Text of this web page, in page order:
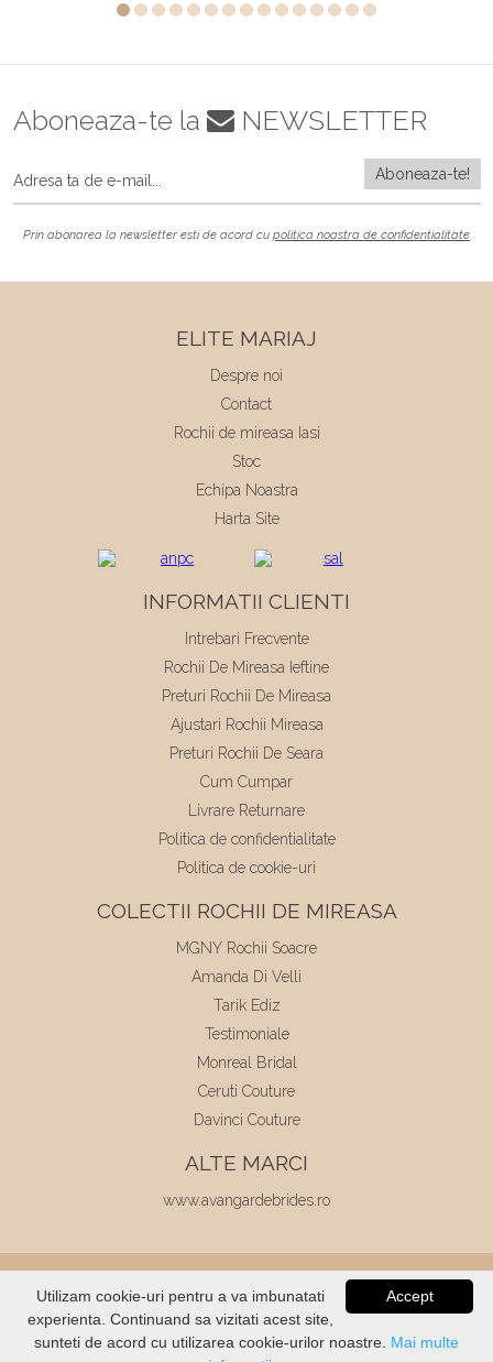
Aboneaza-te la NEWSLETTER
Prin abonarea la newsletter esti de acord cu politica noastra de confidentialitate
ELITE MARIAJ
Despre noi
Contact
Rochii de mireasa Iasi
Stoc
Echipa Noastra
Harta Site
INFORMATII CLIENTI
Intrebari Frecvente
Rochii De Mireasa Ieftine
Preturi Rochii De Mireasa
Ajustari Rochii Mireasa
Preturi Rochii De Seara
Cum Cumpar
Livrare Returnare
Politica de confidentialitate
Politica de cookie-uri
COLECTII ROCHII DE MIREASA
MGNY Rochii Soacre
Amanda Di Velli
Tarik Ediz
Testimoniale
Monreal Bridal
Ceruti Couture
Davinci Couture
ALTE MARCI
www.avangardebrides.ro
© 2026Elite Mariaj | Toate drepturile
rezervate
Dezvoltat de Voitin.com
STOC
Accept
Utilizam cookie-uri pentru a va imbunatati
experienta. Continuand sa vizitati acest site,
sunteti de acord cu utilizarea cookie-urilor noastre. Mai multe